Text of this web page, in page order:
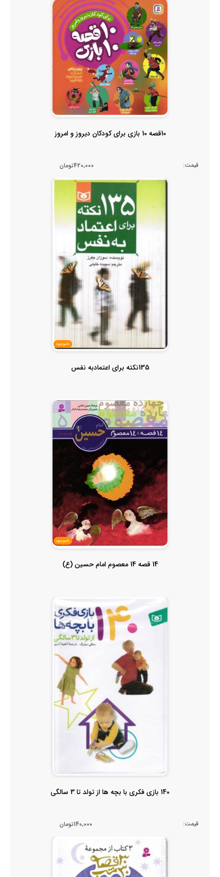
10قصه 10 بازی برای کودکان دیروز و امروز
قیمت: 420,000تومان
ناموجود
135نکته برای اعتمادبه نفس
ناموجود
14 قصه 14 معصوم امام حسین (ع)
140 بازی فکری با بچه ها از تولد تا 3 سالگی
قیمت: 140,000تومان